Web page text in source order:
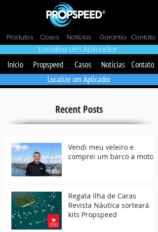
Produtos Casos Notícias Garantia Contato
Localize um Aplicador
Início Propspeed Casos Notícias Contato
Localize um Aplicador
Recent Posts
Vendi meu veleiro e
comprei um barco a motor
Regata Ilha de Caras
Revista Náutica sorteará
kits Propspeed